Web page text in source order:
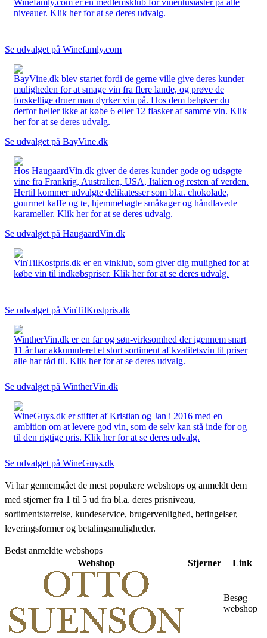
niveauer. Klik her for at se deres udvalg.
Se udvalget på Winefamly.com
BayVine.dk blev startet fordi de gerne ville give deres kunder
muligheden for at smage vin fra flere lande, og prøve de
forskellige druer man dyrker vin på. Hos dem behøver du
derfor heller ikke at købe 6 eller 12 flasker af samme vin. Klik
her for at se deres udvalg.
Se udvalget på BayVine.dk
Hos HaugaardVin.dk giver de deres kunder gode og udsøgte
vine fra Frankrig, Australien, USA, Italien og resten af verden.
Hertil kommer udvalgte delikatesser som bl.a. chokolade,
gourmet kaffe og te, hjemmebagte småkager og håndlavede
karameller. Klik her for at se deres udvalg.
Se udvalget på HaugaardVin.dk
VinTilKostpris.dk er en vinklub, som giver dig mulighed for at
købe vin til indkøbspriser. Klik her for at se deres udvalg.
Se udvalget på VinTilKostpris.dk
WintherVin.dk er en far og søn-virksomhed der igennem snart
11 år har akkumuleret et stort sortiment af kvalitetsvin til priser
alle har råd til. Klik her for at se deres udvalg.
Se udvalget på WintherVin.dk
WineGuys.dk er stiftet af Kristian og Jan i 2016 med en
ambition om at levere god vin, som de selv kan stå inde for og
til den rigtige pris. Klik her for at se deres udvalg.
Se udvalget på WineGuys.dk
Vi har gennemgået de mest populære webshops og anmeldt dem
med stjerner fra 1 til 5 ud fra bl.a. deres prisniveau,
sortimentstørrelse, kundeservice, brugervenlighed, betingelser,
leveringsformer og betalingsmuligheder.
Bedst anmeldte webshops
Webshop
Stjerner Link
Besøg
webshop